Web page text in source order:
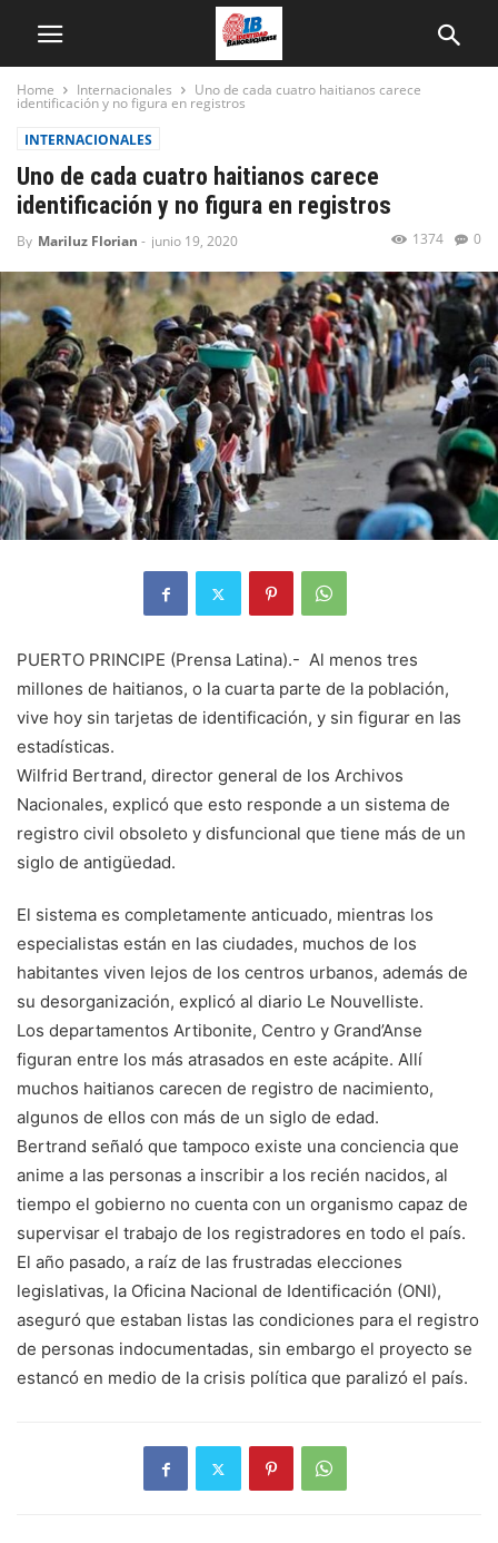
Home Internacionales Uno de cada cuatro haitianos carece
identificación y no figura en registros
INTERNACIONALES
Uno de cada cuatro haitianos carece
identificación y no figura en registros
By Mariluz Florian - junio 19, 2020 0
1374
PUERTO PRINCIPE (Prensa Latina).- Al menos tres
millones de haitianos, o la cuarta parte de la población,
vive hoy sin tarjetas de identificación, y sin figurar en las
estadísticas.
Wilfrid Bertrand, director general de los Archivos
Nacionales, explicó que esto responde a un sistema de
registro civil obsoleto y disfuncional que tiene más de un
siglo de antigüedad.
El sistema es completamente anticuado, mientras los
especialistas están en las ciudades, muchos de los
habitantes viven lejos de los centros urbanos, además de
su desorganización, explicó al diario Le Nouvelliste.
Los departamentos Artibonite, Centro y Grand’Anse
figuran entre los más atrasados en este acápite. Allí
muchos haitianos carecen de registro de nacimiento,
algunos de ellos con más de un siglo de edad.
Bertrand señaló que tampoco existe una conciencia que
anime a las personas a inscribir a los recién nacidos, al
tiempo el gobierno no cuenta con un organismo capaz de
supervisar el trabajo de los registradores en todo el país.
El año pasado, a raíz de las frustradas elecciones
legislativas, la Oficina Nacional de Identificación (ONI),
aseguró que estaban listas las condiciones para el registro
de personas indocumentadas, sin embargo el proyecto se
estancó en medio de la crisis política que paralizó el país.